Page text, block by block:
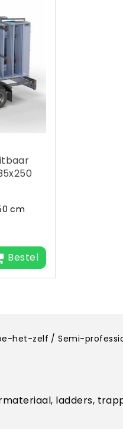
cm
Bestel
het-zelf / Semi-
ladders,